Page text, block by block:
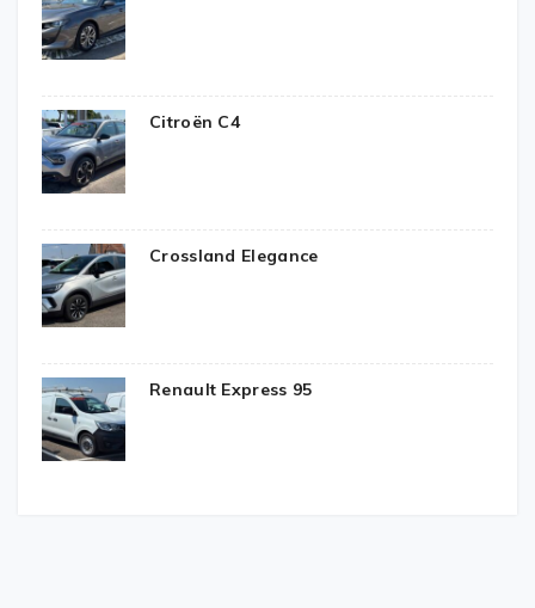
Citroën C4
Crossland Elegance
Renault Express 95